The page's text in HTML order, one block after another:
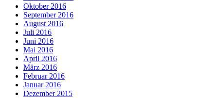
Oktober 2016
September 2016
August 2016
Juli 2016
Juni 2016
Mai 2016
April 2016
März 2016
Februar 2016
Januar 2016
Dezember 2015